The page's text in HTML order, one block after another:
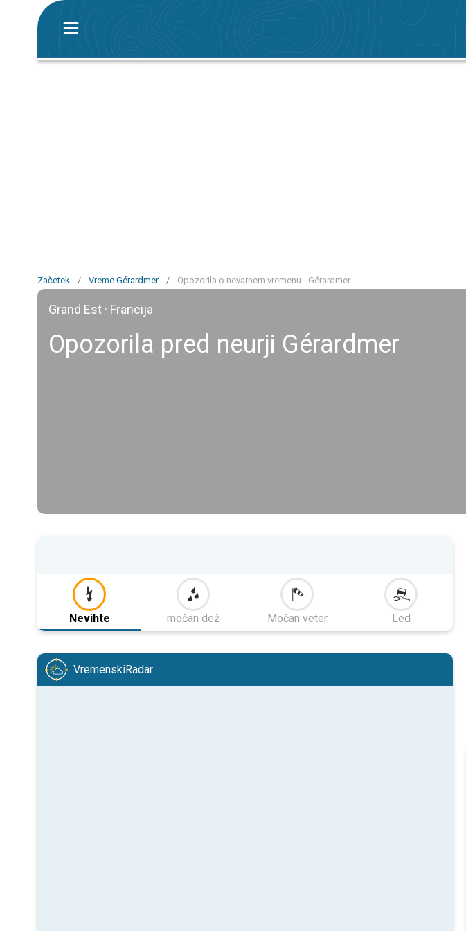
Začetek / Vreme Gérardmer / Opozorila o nevarnem vremenu - Gérardmer
Grand Est · Francija
Opozorila pred neurji Gérardmer
Nevihte močan dež Močan veter Led
VremenskiRadar